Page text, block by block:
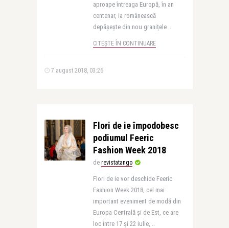
aproape întreaga Europă, în an
centenar, ia românească
depășește din nou granițele ..
CITEȘTE ÎN CONTINUARE
7 august 2018, 03:26
Flori de ie împodobesc
podiumul Feeric
Fashion Week 2018
de revistatango
Flori de ie vor deschide Feeric
Fashion Week 2018, cel mai
important eveniment de modă din
Europa Centrală și de Est, ce are
loc între 17 şi 22 iulie, ..